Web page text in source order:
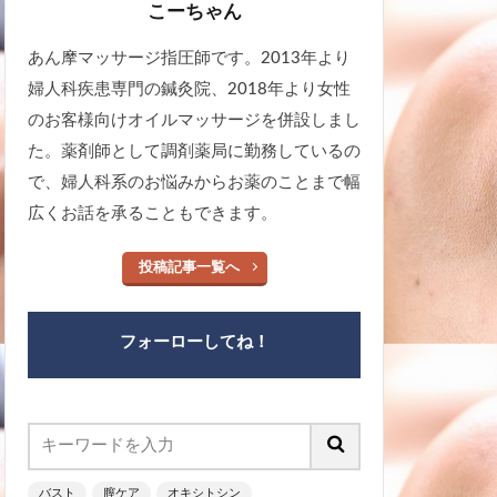
こーちゃん
あん摩マッサージ指圧師です。2013年より
婦人科疾患専門の鍼灸院、2018年より女性
のお客様向けオイルマッサージを併設しまし
た。薬剤師として調剤薬局に勤務しているの
で、婦人科系のお悩みからお薬のことまで幅
広くお話を承ることもできます。
投稿記事一覧へ
フォーローしてね！
バスト 膣ケア オキシトシン